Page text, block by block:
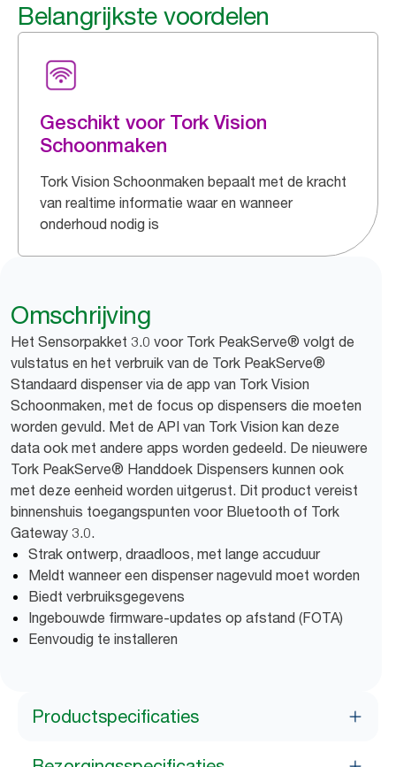
Belangrijkste voordelen
Geschikt voor Tork Vision
Schoonmaken
Tork Vision Schoonmaken bepaalt met de kracht
van realtime informatie waar en wanneer
onderhoud nodig is
Omschrijving
Het Sensorpakket 3.0 voor Tork PeakServe® volgt de
vulstatus en het verbruik van de Tork PeakServe®
Standaard dispenser via de app van Tork Vision
Schoonmaken, met de focus op dispensers die moeten
worden gevuld. Met de API van Tork Vision kan deze
data ook met andere apps worden gedeeld. De nieuwere
Tork PeakServe® Handdoek Dispensers kunnen ook
met deze eenheid worden uitgerust. Dit product vereist
binnenshuis toegangspunten voor Bluetooth of Tork
Gateway 3.0.
Strak ontwerp, draadloos, met lange accuduur
Meldt wanneer een dispenser nagevuld moet worden
Biedt verbruiksgegevens
Ingebouwde firmware-updates op afstand (FOTA)
Eenvoudig te installeren
Productspecificaties